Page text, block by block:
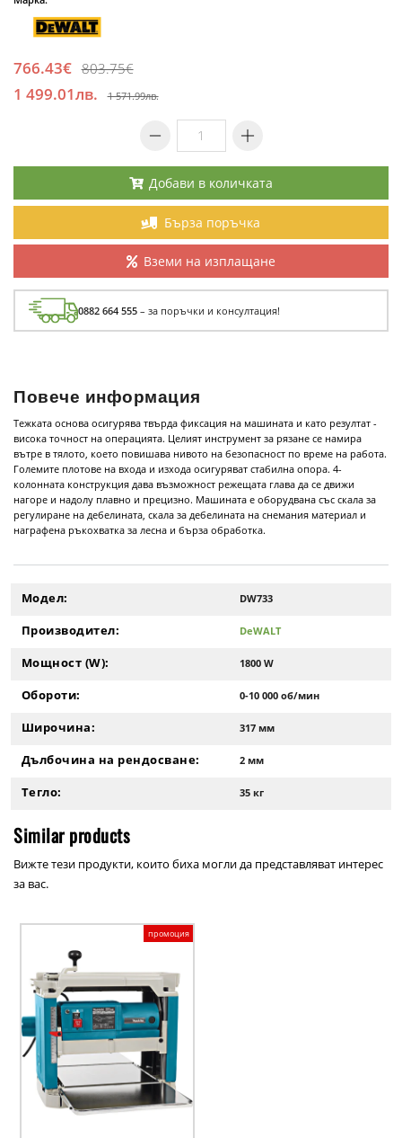
766.43€ 803.75€
1 499.01лв. 1 571.99лв.
Добави в количката
Бърза поръчка
Вземи на изплащане
0882 664 555 – за поръчки и консултация!
Повече информация
Тежката основа осигурява твърда фиксация на машината и като резултат -
висока точност на операцията. Целият инструмент за рязане се намира
вътре в тялото, което повишава нивото на безопасност по време на работа.
Големите плотове на входа и изхода осигуряват стабилна опора. 4-
колонната конструкция дава възможност режещата глава да се движи
нагоре и надолу плавно и прецизно. Машината е оборудвана със скала за
регулиране на дебелината, скала за дебелината на снемания материал и
награфена ръкохватка за лесна и бърза обработка.
Модел: DW733
Производител: DeWALT
Мощност (W): 1800 W
Обороти: 0-10 000 об/мин
Широчина: 317 мм
Дълбочина на рендосване: 2 мм
Тегло: 35 кг
Similar products
Вижте тези продукти, които биха могли да представляват интерес
за вас.
промоция